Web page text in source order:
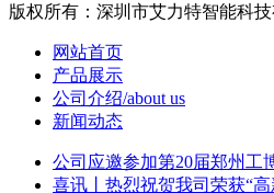
版权所有：深圳市艾力特智能科技
网站首页
产品展示
公司介绍/about us
新闻动态
公司应邀参加第20届郑州工
喜讯丨热烈祝贺我司荣获“